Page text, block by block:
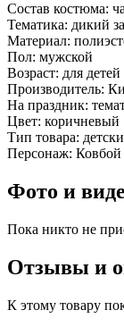
Состав костюма:
Тематика: дикий
Материал:
Пол: мужской
Возраст: для детей
Производитель:
На праздник:
Цвет: коричневый
Тип товара:
Персонаж: Ковбой
Фото и
Пока никто не
Отзывы и
К этому товару